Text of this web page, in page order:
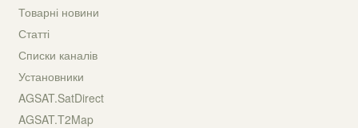
Товарні новини
Статті
Списки каналів
Установники
AGSAT.SatDirect
AGSAT.T2Map